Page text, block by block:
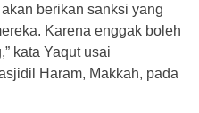
berikan sanksi yang
Karena enggak boleh
kata Yaqut usai
Haram, Makkah, pada